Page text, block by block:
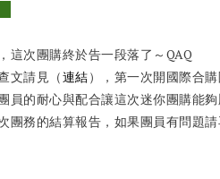
這次團購終於告一段落了～QAQ
文請見（連結），第一次開國際合
員的耐心與配合讓這次迷你團購能夠
團務的結算報告，如果團員有問題